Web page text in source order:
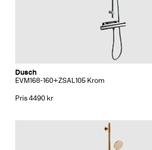
Dusch
EVM168-160+ZSAL105 Krom
Pris 4490 kr